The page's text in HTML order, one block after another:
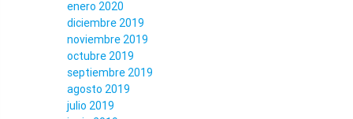
enero 2020
diciembre 2019
noviembre 2019
octubre 2019
septiembre 2019
agosto 2019
julio 2019